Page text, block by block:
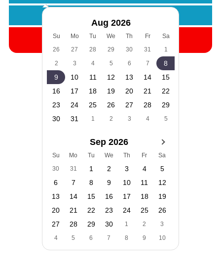
Search
Aug 2026
Su Mo Tu We Th Fr
Sa
26
27 28 29 30 31
1
2
3 4 5 6 7
8
9
10 11 12 13 14
15
16
17 18 19 20 21
22
23
24 25 26 27 28
29
30
31 1 2 3 4 5
Sep 2026
Su Mo Tu We Th Fr
Sa
30
31 1 2 3 4
5
6
7 8 9 10 11
12
13
14 15 16 17 18
19
20
21 22 23 24 25
26
27
28 29 30 1 2
3
4
5 6 7 8 9 10